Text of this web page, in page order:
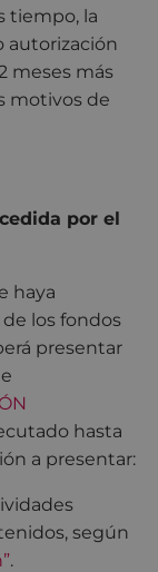
tiempo, la
autorización
meses más
motivos de
por el
haya
los fondos
presentar
hasta
a presentar:
según
.